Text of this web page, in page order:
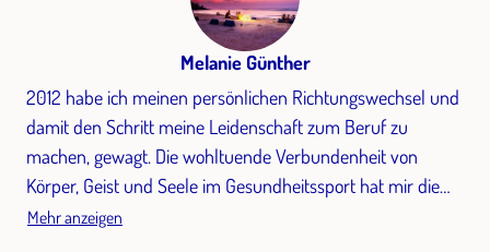
Melanie Günther
2012 habe ich meinen persönlichen Richtungswechsel und
damit den Schritt meine Leidenschaft zum Beruf zu
machen, gewagt. Die wohltuende Verbundenheit von
Körper, Geist und Seele im Gesundheitssport hat mir die
Möglichkeit gegeben, einen neuen Weg zu gehen. Im
Mehr anzeigen